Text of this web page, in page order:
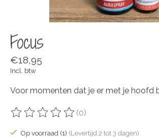
Focus
€18,95
Incl. btw
Voor momenten dat je er met je hoofd
De beoordeling van dit product is
(0)
Op voorraad (1) (Levertijd:2 tot 3 dagen)